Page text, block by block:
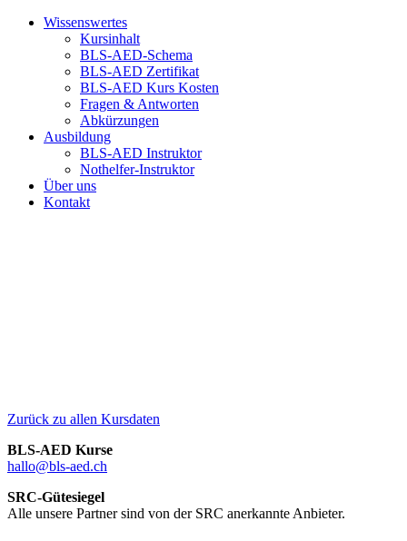
Wissenswertes
Kursinhalt
BLS-AED-Schema
BLS-AED Zertifikat
BLS-AED Kurs Kosten
Fragen & Antworten
Abkürzungen
Ausbildung
BLS-AED Instruktor
Nothelfer-Instruktor
Über uns
Kontakt
Zurück zu allen Kursdaten
BLS-AED Kurse
hallo@bls-aed.ch
SRC-Gütesiegel
Alle unsere Partner sind von der SRC anerkannte Anbieter.